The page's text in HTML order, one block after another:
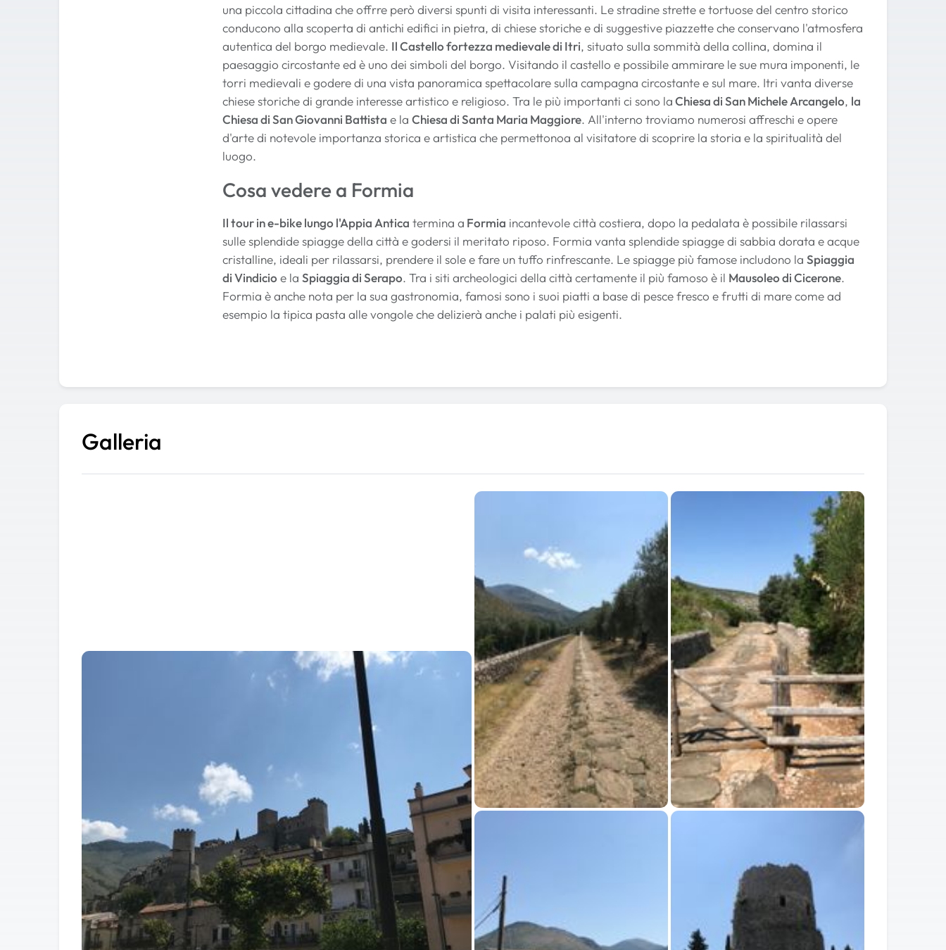
una piccola cittadina che offrre però diversi spunti di visita interessanti. Le stradine strette e tortuose del centro storico
conducono alla scoperta di antichi edifici in pietra, di chiese storiche e di suggestive piazzette che conservano l'atmosfera
autentica del borgo medievale. Il Castello fortezza medievale di Itri, situato sulla sommità della collina, domina il
paesaggio circostante ed è uno dei simboli del borgo. Visitando il castello e possibile ammirare le sue mura imponenti, le
torri medievali e godere di una vista panoramica spettacolare sulla campagna circostante e sul mare. Itri vanta diverse
chiese storiche di grande interesse artistico e religioso. Tra le più importanti ci sono laChiesa di San Michele Arcangelo, la
Chiesa di San Giovanni Battista e la Chiesa di Santa Maria Maggiore. All'interno troviamo numerosi affreschi e opere
d'arte di notevole importanza storica e artistica che permettonoa al visitatore di scoprire la storia e la spiritualità del
luogo.
Cosa vedere a Formia
Il tour in e-bike lungo l'Appia Antica termina a Formia incantevole città costiera, dopo la pedalata è possibile rilassarsi
sulle splendide spiagge della città e godersi il meritato riposo. Formia vanta splendide spiagge di sabbia dorata e acque
cristalline, ideali per rilassarsi, prendere il sole e fare un tuffo rinfrescante. Le spiagge più famose includono la Spiaggia
di Vindicio e la Spiaggia di Serapo. Tra i siti archeologici della città certamente il più famoso è il Mausoleo di Cicerone.
Formia è anche nota per la sua gastronomia, famosi sono i suoi piatti a base di pesce fresco e frutti di mare come ad
esempio la tipica pasta alle vongole che delizierà anche i palati più esigenti.
Galleria